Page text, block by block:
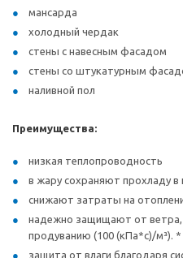
мансарда
холодный чердак
стены с навесным фасадом
стены со штукатурным
наливной пол
Преимущества:
низкая теплопроводность
в жару сохраняют прохладу в
снижают затраты на
надежно защищают от ветра,
продуванию (100 (кПа*с)/м³). *
защита от влаги благодаря